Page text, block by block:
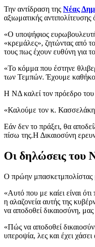
Την αντίδραση της Νέας
αξιωματικής
«Ο υποψήφιος
«κρεμάλες», ζητώντας από
τους πως έχουν ευθύνη για
«Το κόμμα που έστηνε
των Τεμπών. Έχουμε
Η ΝΔ καλεί τον πρόεδρο του
«Καλούμε τον κ. Κασσελάκη
Εάν δεν το πράξει, θα
πίσω της.Η Δικαιοσύνη
Οι δηλώσεις του
Ο πρώην μπασκετμπολίστας
«Αυτό που με καίει είναι
η αλαζονεία αυτής της
να αποδοθεί δικαιοσύνη,
«Πώς να αποδοθεί
υπεροψία, λες και έχει